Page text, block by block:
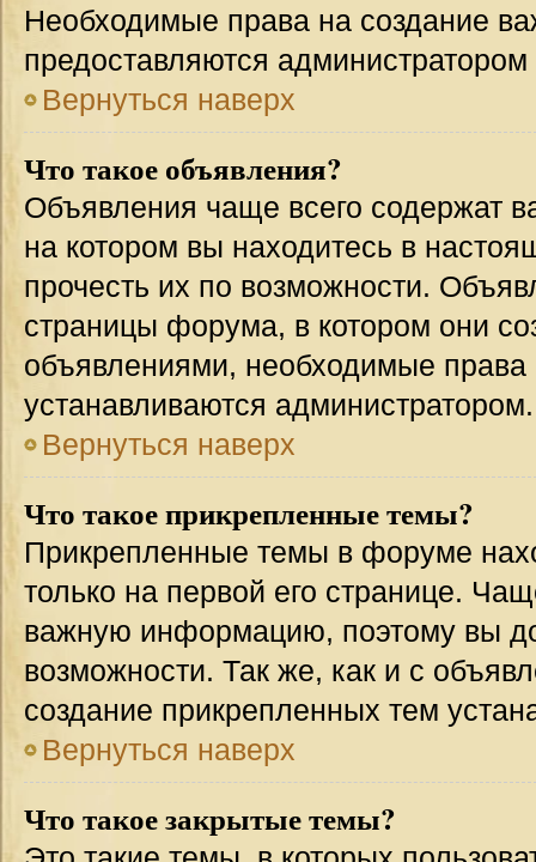
Необходимые права на создание
предоставляются
Вернуться наверх
Что такое объявления?
Объявления чаще всего
на котором вы находитесь в
прочесть их по возможности.
страницы форума, в котором они
объявлениями, необходимые права
устанавливаются администратором.
Вернуться наверх
Что такое прикрепленные темы?
Прикрепленные темы в форуме
только на первой его странице.
важную информацию, поэтому вы
возможности. Так же, как и с
создание прикрепленных тем
Вернуться наверх
Что такое закрытые темы?